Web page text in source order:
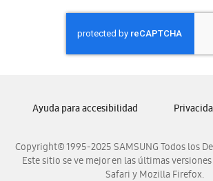
Samsung Honduras
Samsung Nicaragua
Samsung Panamá
Samsung Venezuela
Copyright© 1995-2025 SAMSUNG Todos los
Este sitio se ve mejor en las últimas
Safari y Mozilla Firefox.
Ayuda para accesibilidad